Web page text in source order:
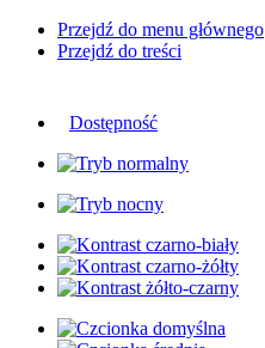
Przejdź do menu głównego
Przejdź do treści
Dostępność